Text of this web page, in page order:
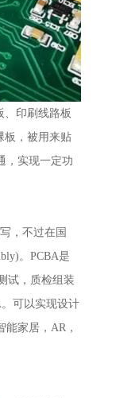
、印刷线路板
板，被用来贴
，实现一定功
，不过在国
。PCBA是
试，质检组装
可以实现设计
家居，AR，